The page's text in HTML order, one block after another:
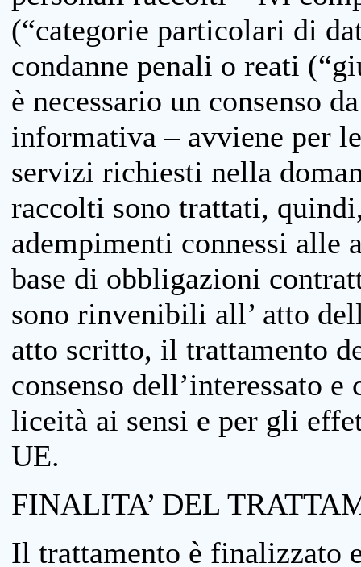
(“categorie particolari di
condanne penali o reati
è necessario un consenso
informativa – avviene per
servizi richiesti nella
raccolti sono trattati,
adempimenti connessi
base di obbligazioni
sono rinvenibili all’ atto
atto scritto, il trattamento
consenso dell’interessato
liceità ai sensi e per gli
UE.
FINALITA’ DEL
Il trattamento è finalizzato